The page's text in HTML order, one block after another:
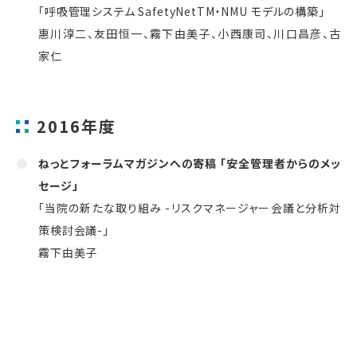
「呼吸管理システム SafetyNetTM・NMU モデルの構築」
惠川淳二、友田恒一、霧下由美子、小西康司、川口昌彦、古
家仁
2016年度
ねっとフォーラムマガジンへの寄稿 「安全管理者からのメッ
セージ」
「当院の新たな取り組み -リスクマネージャー会議と分析対
策検討会議-」
霧下由美子